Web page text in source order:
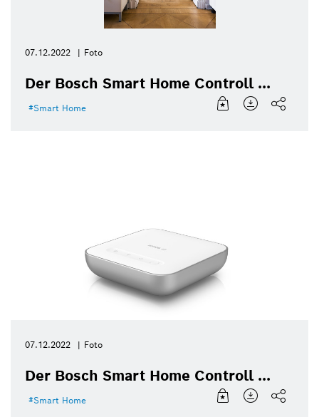
07.12.2022 Foto
Der Bosch Smart Home Controll ...
Smart Home
07.12.2022 Foto
Der Bosch Smart Home Controll ...
Smart Home